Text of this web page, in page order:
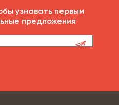
узнавать первым
предложения